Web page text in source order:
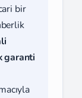
bir
garanti